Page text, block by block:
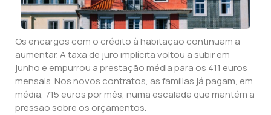
Os encargos com o crédito à habitação continuam a
aumentar. A taxa de juro implícita voltou a subir em
junho e empurrou a prestação média para os 411 euros
mensais. Nos novos contratos, as famílias já pagam, em
média, 715 euros por mês, numa escalada que mantém a
pressão sobre os orçamentos.